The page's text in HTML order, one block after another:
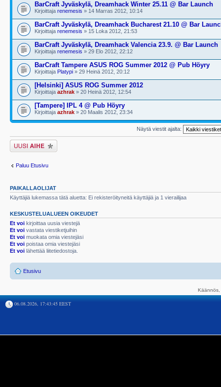
BarCraft Jyväskylä, Dreamhack Winter 25.11 @ Bar Launch
Kirjoittaja renemesis » 14 Marras 2012, 10:14
BarCraft Jyväskylä, Dreamhack Bucharest 21.10 @ Bar
Kirjoittaja renemesis » 15 Loka 2012, 21:53
BarCraft Jyväskylä, Dreamhack Valencia 23.9. @ Bar Launch
Kirjoittaja renemesis » 29 Elo 2012, 22:12
BarCraft Tampere ASUS ROG Summer 2012 @ Pub Höyry
Kirjoittaja Platypi » 29 Heinä 2012, 20:12
[Helsinki] ASUS ROG Summer 2012
Kirjoittaja azhrak » 20 Heinä 2012, 12:54
[Tampere] IPL 4 @ Pub Höyry
Kirjoittaja azhrak » 20 Maalis 2012, 23:34
Näytä viestit ajalta:
Lähetä uusi viesti
Paluu Etusivu
PAIKALLAOLIJAT
Käyttäjiä lukemassa tätä aluetta: Ei rekisteröityneitä käyttäjiä ja 1 vierailijaa
KESKUSTELUALUEEN OIKEUDET
Et voi kirjoittaa uusia viestejä
Et voi vastata viestiketjuihin
Et voi muokata omia viestejäsi
Et voi poistaa omia viestejäsi
Et voi lähettää liitetiedostoja.
Etusivu
06.08.2026, 17:43:45 EEST